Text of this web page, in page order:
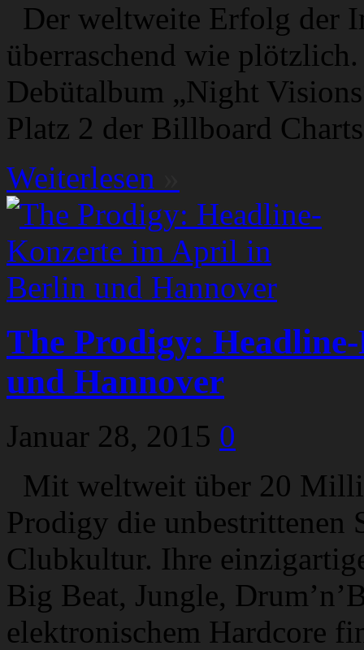
Der weltweite Erfolg der
überraschend wie
Debütalbum „Night
Platz 2 der Billboard
Weiterlesen
The Prodigy:
und Hannover
Januar 28, 2015 0
Mit weltweit über 20
Prodigy die unbestrittenen
Clubkultur. Ihre
Big Beat, Jungle,
elektronischem Hardcore